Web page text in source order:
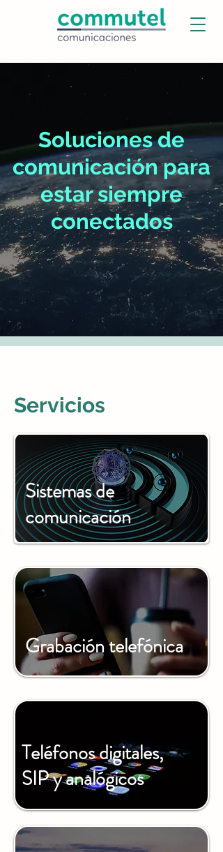
Soluciones de
comunicación para
estar siempre
conectados
Servicios
Sistemas de
comunicación
Grabación telefónica
Teléfonos digitales,
SIP y analógicos